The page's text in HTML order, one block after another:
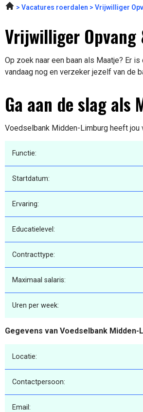
Vacatures roerdalen Vrijwilliger
Vrijwilliger
Op zoek naar een baan als Maatje? Er
vandaag nog en verzeker jezelf van de
Ga aan de slag als
Voedselbank Midden-Limburg heeft jou
Functie:
Startdatum:
Ervaring:
Educatielevel:
Contracttype:
Maximaal salaris:
Uren per week:
Gegevens van Voedselbank Midden-
Locatie:
Contactpersoon:
Email: